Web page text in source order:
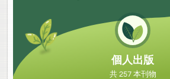
個人出版
共 257 本刊物